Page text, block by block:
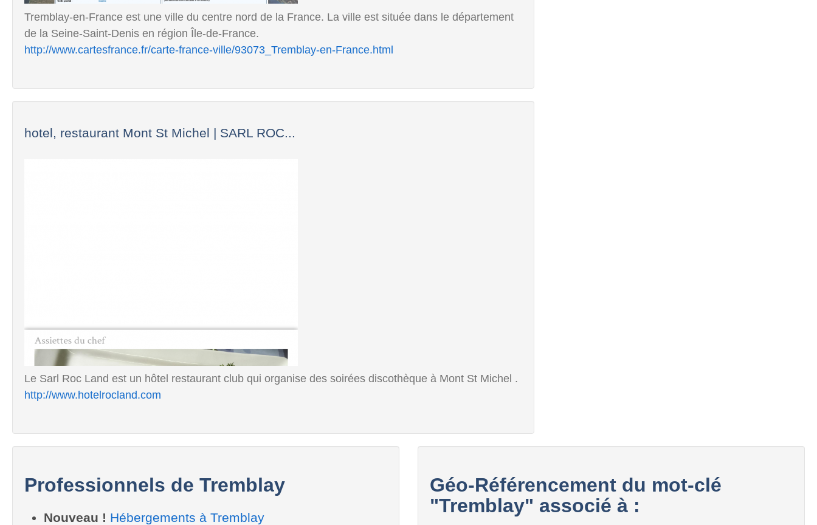
Tremblay-en-France est une ville du centre nord de la France. La ville est située dans le département
de la Seine-Saint-Denis en région Île-de-France.
http://www.cartesfrance.fr/carte-france-ville/93073_Tremblay-en-France.html
hotel, restaurant Mont St Michel | SARL ROC...
Le Sarl Roc Land est un hôtel restaurant club qui organise des soirées discothèque à Mont St Michel .
http://www.hotelrocland.com
Professionnels de Tremblay
Nouveau ! Hébergements à Tremblay
Géo-Référencement du mot-clé
"Tremblay" associé à :